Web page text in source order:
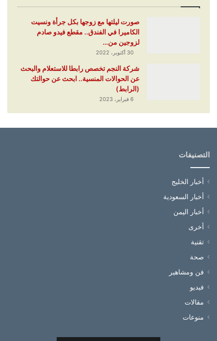
صورت ليلتها مع زوجها بكل جرأة ونسيت
الكاميرا في الفندق.. مقطع فيدو صادم
لزوجين من…
30 أكتوبر، 2022
شركة النجم تخصص رابطا للاستعلام والبحث
عن الحوالات المنسية.. ابحث عن حوالتك
(الرابط)
6 فبراير، 2023
التصنيفات
أخبار الخليج
أخبار السعودية
أخبار اليمن
أخرى
تقنية
صحة
فن ومشاهير
فيديو
مقالات
منوعات